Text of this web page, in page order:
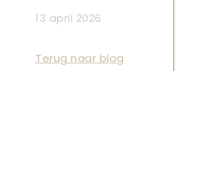
13 april 2026
Terug naar blog